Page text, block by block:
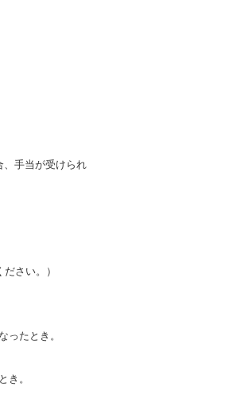
手当が受けられ
さい。）
たとき。
き。